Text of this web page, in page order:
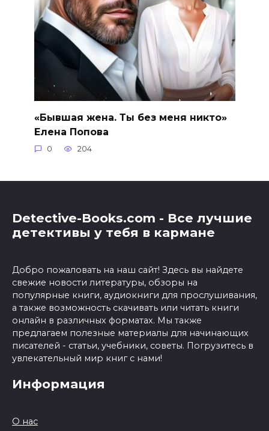
«Бывшая жена. Ты без меня никто»
Елена Попова
0 204
Detective-Books.com - Все лучшие
детективы у тебя в кармане
Добро пожаловать на наш сайт! Здесь вы найдете
свежие новости литературы, обзоры на
популярные книги, аудиокниги для прослушивания,
а также возможность скачивать или читать книги
онлайн в различных форматах. Мы также
предлагаем полезные материалы для начинающих
писателей - статьи, учебники, советы. Погрузитесь в
увлекательный мир книг с нами!
Информация
О нас